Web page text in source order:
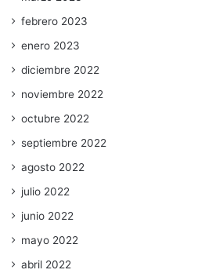
febrero 2023
enero 2023
diciembre 2022
noviembre 2022
octubre 2022
septiembre 2022
agosto 2022
julio 2022
junio 2022
mayo 2022
abril 2022